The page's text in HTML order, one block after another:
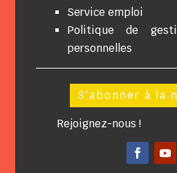
Service emploi
Politique de
personnelles
S'abonner à la
Rejoignez-nous !